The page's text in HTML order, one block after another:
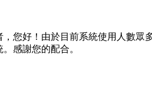
，您好！由於目前系統使用人數眾
感謝您的配合。